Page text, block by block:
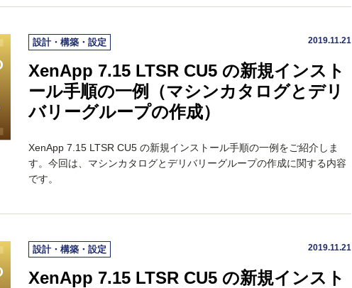
設計・構築・設定 2019.11.21
XenApp 7.15 LTSR CU5 の新規インスト
ール手順の一例（マシンカタログとデリ
バリーグループの作成）
XenApp 7.15 LTSR CU5 の新規インストール手順の一例をご紹介しま
す。今回は、マシンカタログとデリバリーグループの作成に関する内容
です。
設計・構築・設定 2019.11.21
XenApp 7.15 LTSR CU5 の新規インスト